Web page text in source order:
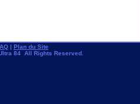
| Plan du Site
84 All Rights Reserved.